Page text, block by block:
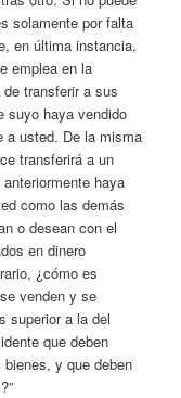
solamente por falta
en última instancia,
emplea en la
transferir a sus
suyo haya vendido
a usted. De la misma
transferirá a un
haya
como las demás
o desean con el
en dinero
¿cómo es
venden y se
superior a la del
que deben
y que deben